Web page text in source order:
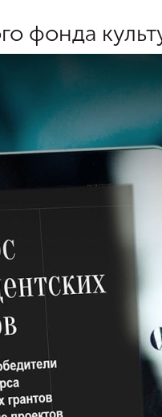
фонда